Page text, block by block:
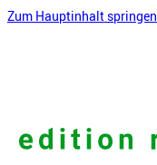
Zum Hauptinhalt springen